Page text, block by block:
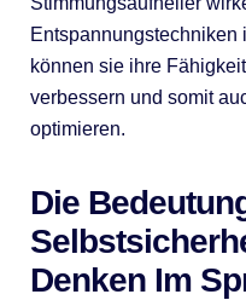
Entspannungstechniken
können sie ihre
verbessern und somit
optimieren.
Die
Denken Im